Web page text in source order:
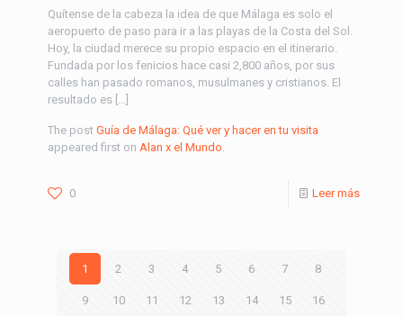
Quítense de la cabeza la idea de que Málaga es solo el
aeropuerto de paso para ir a las playas de la Costa del Sol.
Hoy, la ciudad merece su propio espacio en el itinerario.
Fundada por los fenicios hace casi 2,800 años, por sus
calles han pasado romanos, musulmanes y cristianos. El
resultado es […]
The post Guía de Málaga: Qué ver y hacer en tu visita
appeared first on Alan x el Mundo
0 Leer más
1 2 3 4 5 6 7 8
9 10 11 12 13 14 15 16